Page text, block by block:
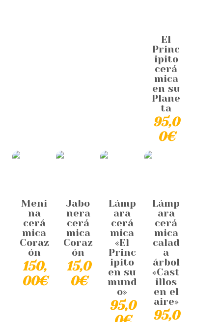
El
Princ
ipito
cerá
mica
en su
Plane
ta
95,0
0€
Meni
na
cerá
mica
Coraz
ón
150,
00€
Jabo
nera
cerá
mica
Coraz
ón
15,0
0€
Lámp
ara
cerá
mica
«El
Princ
ipito
en su
mund
o»
95,0
Lámp
ara
cerá
mica
calad
a
árbol
«Cast
illos
en el
aire»
95,0